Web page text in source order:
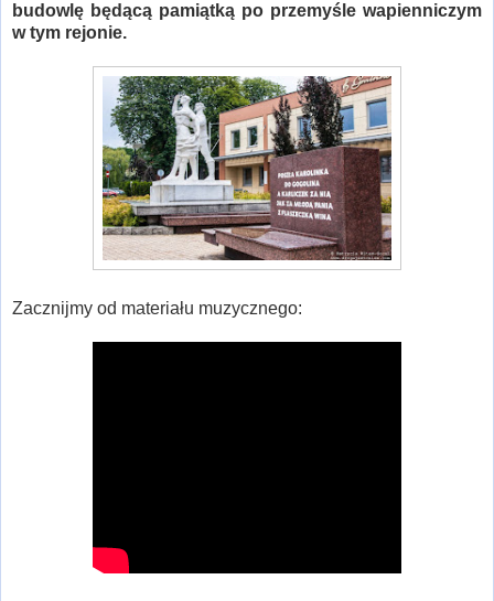
budowlę będącą pamiątką po przemyśle wapienniczym
w tym rejonie.
Zacznijmy od materiału muzycznego: